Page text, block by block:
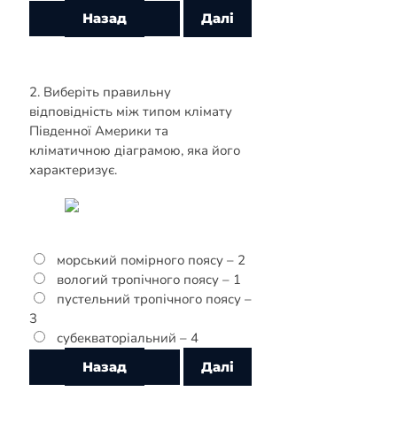
2. Виберіть правильну
відповідність між типом клімату
Південної Америки та
кліматичною діаграмою, яка його
характеризує.
морський помірного поясу – 2
вологий тропічного поясу – 1
пустельний тропічного поясу –
3
субекваторіальний – 4